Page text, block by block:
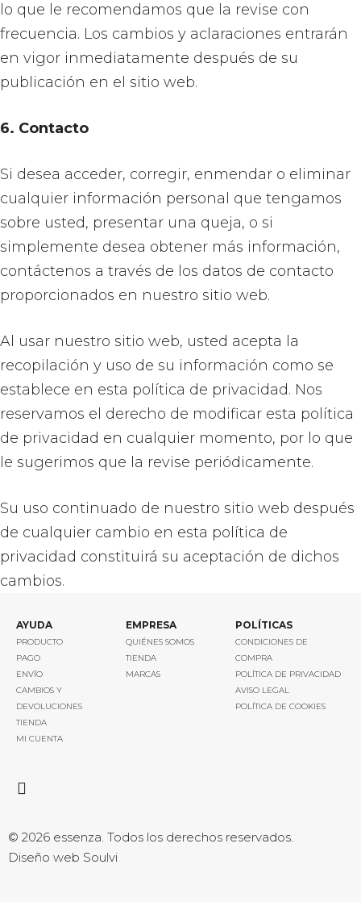
lo que le recomendamos que la revise con
frecuencia. Los cambios y aclaraciones entrarán
en vigor inmediatamente después de su
publicación en el sitio web.
6. Contacto
Si desea acceder, corregir, enmendar o eliminar
cualquier información personal que tengamos
sobre usted, presentar una queja, o si
simplemente desea obtener más información,
contáctenos a través de los datos de contacto
proporcionados en nuestro sitio web.
Al usar nuestro sitio web, usted acepta la
recopilación y uso de su información como se
establece en esta política de privacidad. Nos
reservamos el derecho de modificar esta política
de privacidad en cualquier momento, por lo que
le sugerimos que la revise periódicamente.
Su uso continuado de nuestro sitio web después
de cualquier cambio en esta política de
privacidad constituirá su aceptación de dichos
cambios.
AYUDA
PRODUCTO
PAGO
ENVÍO
CAMBIOS Y
DEVOLUCIONES
TIENDA
MI CUENTA
EMPRESA
QUIÉNES SOMOS
TIENDA
MARCAS
POLÍTICAS
CONDICIONES DE
COMPRA
POLÍTICA DE PRIVACIDAD
AVISO LEGAL
POLÍTICA DE COOKIES
© 2026 essenza. Todos los derechos reservados.
Diseño web Soulvi